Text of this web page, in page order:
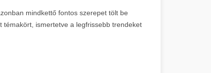
mindkettő fontos szerepet tölt be
témakört, ismertetve a legfrissebb trendeket